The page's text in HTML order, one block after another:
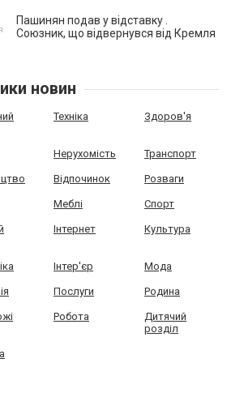
Пашинян подав у відставку .
Союзник, що відвернувся від Кремля
новин
Техніка Здоров'я
Нерухомість Транспорт
Відпочинок Розваги
Меблі Спорт
Інтернет Культура
Інтер'єр Мода
Послуги Родина
Робота
Дитячий
розділ